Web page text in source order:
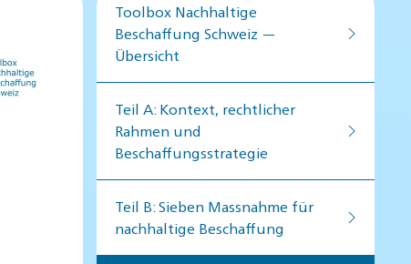
Toolbox Nachhaltige
Beschaffung Schweiz —
Übersicht
Teil A: Kontext, rechtlicher
Rahmen und
Beschaffungsstrategie
Teil B: Sieben Massnahme für
nachhaltige Beschaffung